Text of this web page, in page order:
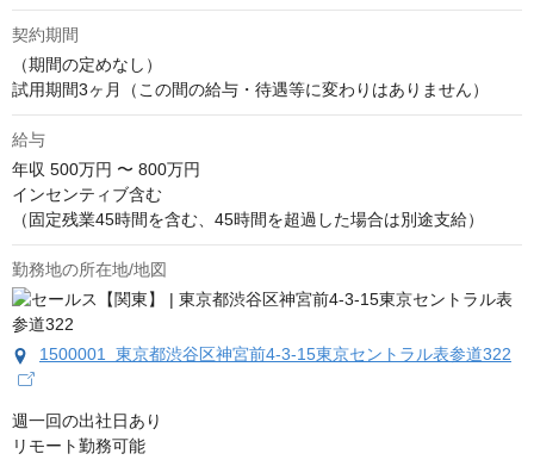
契約期間
（期間の定めなし）
試用期間3ヶ月（この間の給与・待遇等に変わりはありません）
給与
年収 500万円 〜 800万円
インセンティブ含む
（固定残業45時間を含む、45時間を超過した場合は別途支給）
勤務地の所在地/地図
1500001 東京都渋谷区神宮前4-3-15東京セントラル表参道322
週一回の出社日あり
リモート勤務可能